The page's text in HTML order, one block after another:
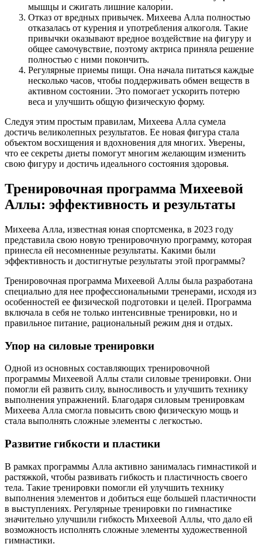
мышцы и сжигать лишние калории.
Отказ от вредных привычек. Михеева Алла полностью
отказалась от курения и употребления алкоголя. Такие
привычки оказывают вредное воздействие на фигуру и
общее самочувствие, поэтому актриса приняла решение
полностью с ними покончить.
Регулярные приемы пищи. Она начала питаться каждые
несколько часов, чтобы поддерживать обмен веществ в
активном состоянии. Это помогает ускорить потерю
веса и улучшить общую физическую форму.
Следуя этим простым правилам, Михеева Алла сумела
достичь великолепных результатов. Ее новая фигура стала
объектом восхищения и вдохновения для многих. Уверены,
что ее секреты диеты помогут многим желающим изменить
свою фигуру и достичь идеального состояния здоровья.
Тренировочная программа Михеевой
Аллы: эффективность и результаты
Михеева Алла, известная юная спортсменка, в 2023 году
представила свою новую тренировочную программу, которая
принесла ей несомненные результаты. Какими были
эффективность и достигнутые результаты этой программы?
Тренировочная программа Михеевой Аллы была разработана
специально для нее профессиональными тренерами, исходя из
особенностей ее физической подготовки и целей. Программа
включала в себя не только интенсивные тренировки, но и
правильное питание, рациональный режим дня и отдых.
Упор на силовые тренировки
Одной из основных составляющих тренировочной
программы Михеевой Аллы стали силовые тренировки. Они
помогли ей развить силу, выносливость и улучшить технику
выполнения упражнений. Благодаря силовым тренировкам
Михеева Алла смогла повысить свою физическую мощь и
стала выполнять сложные элементы с легкостью.
Развитие гибкости и пластики
В рамках программы Алла активно занималась гимнастикой и
растяжкой, чтобы развивать гибкость и пластичность своего
тела. Такие тренировки помогли ей улучшить технику
выполнения элементов и добиться еще большей пластичности
в выступлениях. Регулярные тренировки по гимнастике
значительно улучшили гибкость Михеевой Аллы, что дало ей
возможность исполнять сложные элементы художественной
гимнастики.